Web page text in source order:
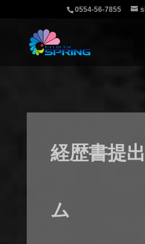
0554-56-7855
経歴書提
ム